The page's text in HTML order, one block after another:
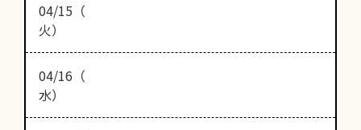
04/15（
火）
04/16（
水）